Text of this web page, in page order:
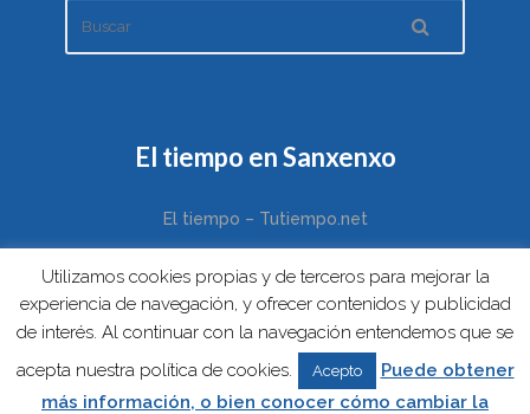
El tiempo en Sanxenxo
El tiempo – Tutiempo.net
Copyright © 2017 Nauta Sanxenxo. Nauta Sanxenxo.Política de
Utilizamos cookies propias y de terceros para mejorar la
experiencia de navegación, y ofrecer contenidos y publicidad
de interés. Al continuar con la navegación entendemos que se
acepta nuestra política de cookies.
Acepto
Puede obtener
más información, o bien conocer cómo cambiar la